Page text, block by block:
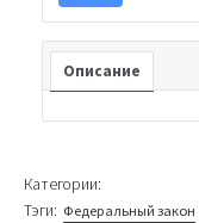
Описание
Категории:
Тэги: Федеральный закон